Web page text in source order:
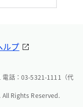
ルプ
電話：03-5321-1111（代
Rights Reserved.